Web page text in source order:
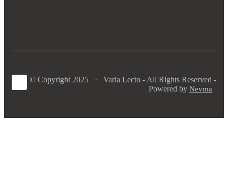
© Copyright 2025 · Varia Lecto - All Rights Reserved -
Powered by Nevma